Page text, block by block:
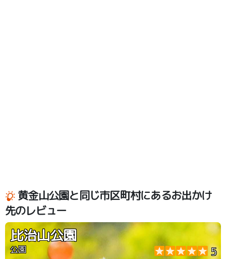
黄金山公園と同じ市区町村にあるお出かけ
先のレビュー
比治山公園
公園 5